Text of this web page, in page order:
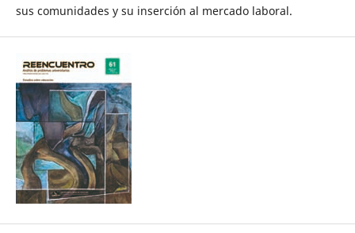
sus comunidades y su inserción al mercado laboral.